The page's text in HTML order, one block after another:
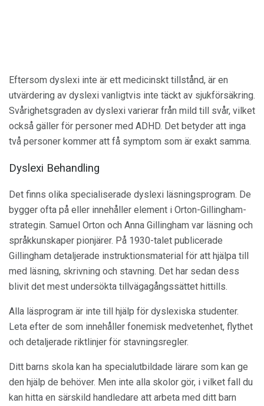
Eftersom dyslexi inte är ett medicinskt tillstånd, är en
utvärdering av dyslexi vanligtvis inte täckt av sjukförsäkring.
Svårighetsgraden av dyslexi varierar från mild till svår, vilket
också gäller för personer med ADHD. Det betyder att inga
två personer kommer att få symptom som är exakt samma.
Dyslexi Behandling
Det finns olika specialiserade dyslexi läsningsprogram. De
bygger ofta på eller innehåller element i Orton-Gillingham-
strategin. Samuel Orton och Anna Gillingham var läsning och
språkkunskaper pionjärer. På 1930-talet publicerade
Gillingham detaljerade instruktionsmaterial för att hjälpa till
med läsning, skrivning och stavning. Det har sedan dess
blivit det mest undersökta tillvägagångssättet hittills.
Alla läsprogram är inte till hjälp för dyslexiska studenter.
Leta efter de som innehåller fonemisk medvetenhet, flythet
och detaljerade riktlinjer för stavningsregler.
Ditt barns skola kan ha specialutbildade lärare som kan ge
den hjälp de behöver. Men inte alla skolor gör, i vilket fall du
kan hitta en särskild handledare att arbeta med ditt barn